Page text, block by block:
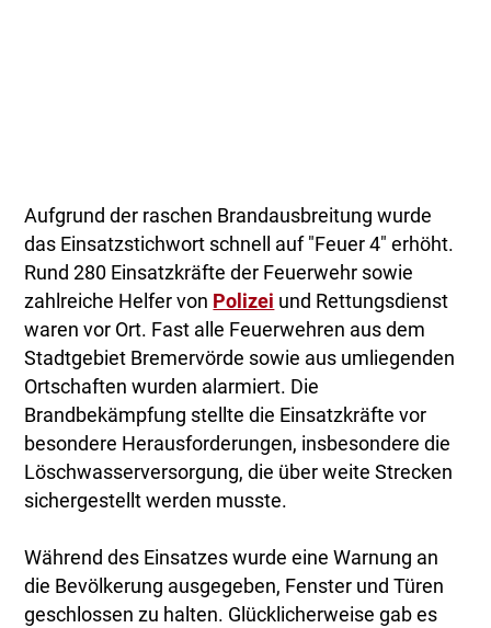
Aufgrund der raschen Brandausbreitung wurde
das Einsatzstichwort schnell auf "Feuer 4" erhöht.
Rund 280 Einsatzkräfte der Feuerwehr sowie
zahlreiche Helfer von Polizei und Rettungsdienst
waren vor Ort. Fast alle Feuerwehren aus dem
Stadtgebiet Bremervörde sowie aus umliegenden
Ortschaften wurden alarmiert. Die
Brandbekämpfung stellte die Einsatzkräfte vor
besondere Herausforderungen, insbesondere die
Löschwasserversorgung, die über weite Strecken
sichergestellt werden musste.
Während des Einsatzes wurde eine Warnung an
die Bevölkerung ausgegeben, Fenster und Türen
geschlossen zu halten. Glücklicherweise gab es